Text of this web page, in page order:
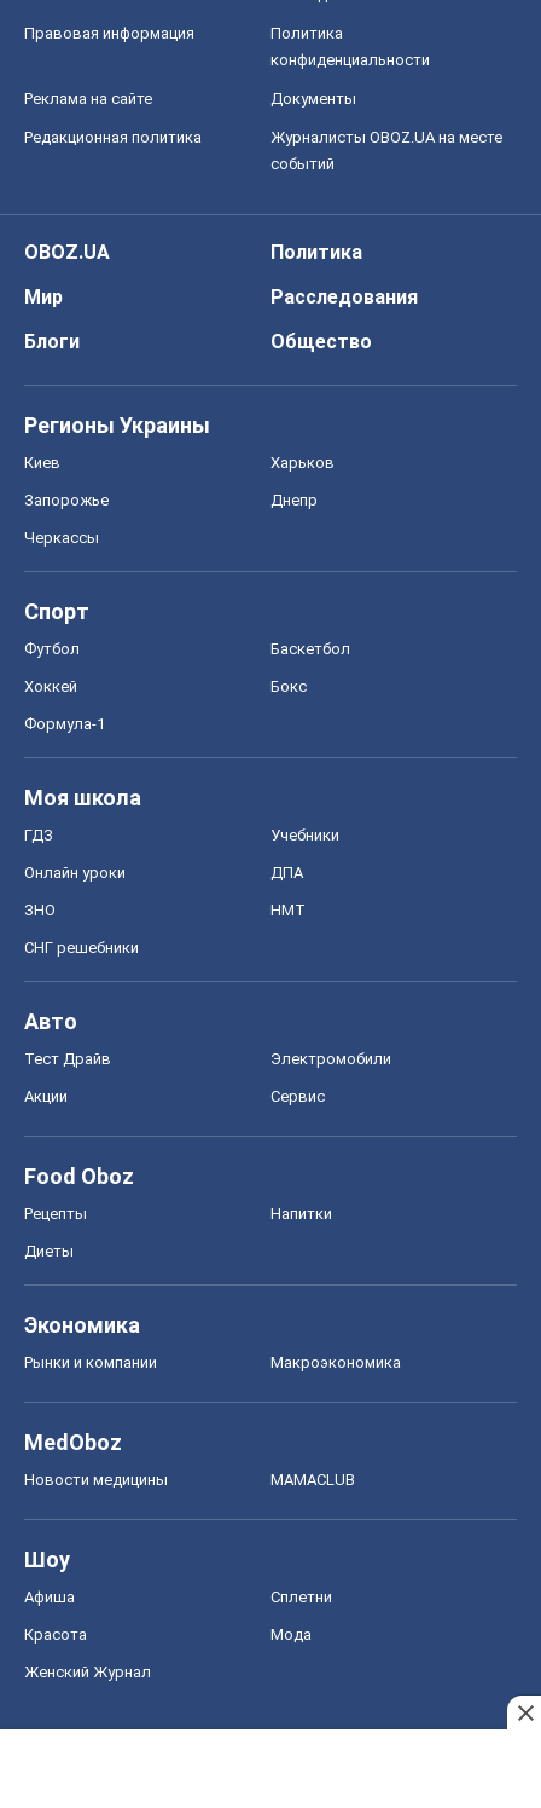
Правовая информация
Политика
конфиденциальности
Реклама на сайте Документы
Редакционная политика
Журналисты OBOZ.UA на месте
событий
OBOZ.UA
Политика
Мир
Расследования
Блоги
Общество
Регионы Украины
Киев Харьков
Запорожье Днепр
Черкассы
Спорт
Футбол Баскетбол
Хоккей Бокс
Формула-1
Моя школа
ГДЗ Учебники
Онлайн уроки ДПА
ЗНО НМТ
СНГ решебники
Авто
Тест Драйв Электромобили
Акции Сервис
Food Oboz
Рецепты Напитки
Диеты
Экономика
Рынки и компании Mакроэкономика
MedOboz
Новости медицины MAMACLUB
Шоу
Афиша Сплетни
Красота Мода
Женский Журнал